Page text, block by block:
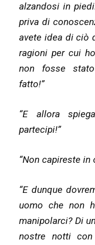
alzandosi in
priva di
avete idea di ciò
ragioni per cui
non fosse
fatto!”
“E allora
partecipi!”
“Non capireste in
“E dunque
uomo che non
manipolarci? Di
nostre notti